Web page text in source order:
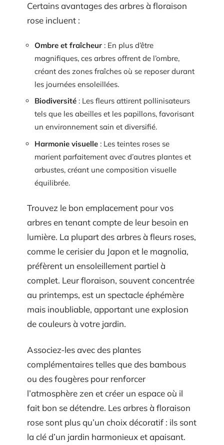
Certains avantages des arbres à floraison
rose incluent :
Ombre et fraîcheur : En plus d’être
magnifiques, ces arbres offrent de l’ombre,
créant des zones fraîches où se reposer durant
les journées ensoleillées.
Biodiversité : Les fleurs attirent pollinisateurs
tels que les abeilles et les papillons, favorisant
un environnement sain et diversifié.
Harmonie visuelle : Les teintes roses se
marient parfaitement avec d’autres plantes et
arbustes, créant une composition visuelle
équilibrée.
Trouvez le bon emplacement pour vos
arbres en tenant compte de leur besoin en
lumière. La plupart des arbres à fleurs roses,
comme le cerisier du Japon et le magnolia,
préfèrent un ensoleillement partiel à
complet. Leur floraison, souvent concentrée
au printemps, est un spectacle éphémère
mais inoubliable, apportant une explosion
de couleurs à votre jardin.
Associez-les avec des plantes
complémentaires telles que des bambous
ou des fougères pour renforcer
l’atmosphère zen et créer un espace où il
fait bon se détendre. Les arbres à floraison
rose sont plus qu’un choix décoratif : ils sont
la clé d’un jardin harmonieux et apaisant.